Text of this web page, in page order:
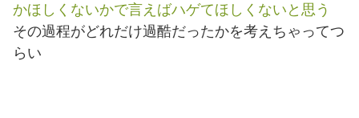
かほしくないかで言えばハゲてほしくないと思う
その過程がどれだけ過酷だったかを考えちゃってつ
らい